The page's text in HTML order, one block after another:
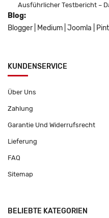
Ausführlicher Testbericht –
Blog:
Blogger
Medium Joomla
KUNDENSERVICE
Über Uns
Zahlung
Garantie Und Widerrufsrecht
Lieferung
FAQ
Sitemap
BELIEBTE KATEGORIEN